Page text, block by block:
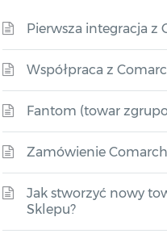
Pierwsza integracja z
Współpraca z
Fantom (towar
Zamówienie
Jak stworzyć nowy
Sklepu?